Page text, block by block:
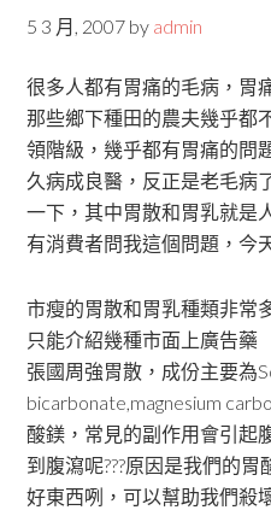
5 3 月, 2007 by admin
很多人都有胃痛的毛病，胃
那些鄉下種田的農夫幾乎都
領階級，幾乎都有胃痛的問
久病成良醫，反正是老毛病
一下，其中胃散和胃乳就是
有消費者問我這個問題，今
市瘦的胃散和胃乳種類非常
只能介紹幾種市面上廣告藥
張國周強胃散，成份主要為
bicarbonate,magnesium
酸鎂，常見的副作用會引起
到腹瀉呢???原因是我們的
好東西咧，可以幫助我們殺